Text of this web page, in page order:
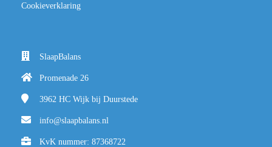
Cookieverklaring
SlaapBalans
Promenade 26
3962 HC Wijk bij Duurstede
info@slaapbalans.nl
KvK nummer: 87368722